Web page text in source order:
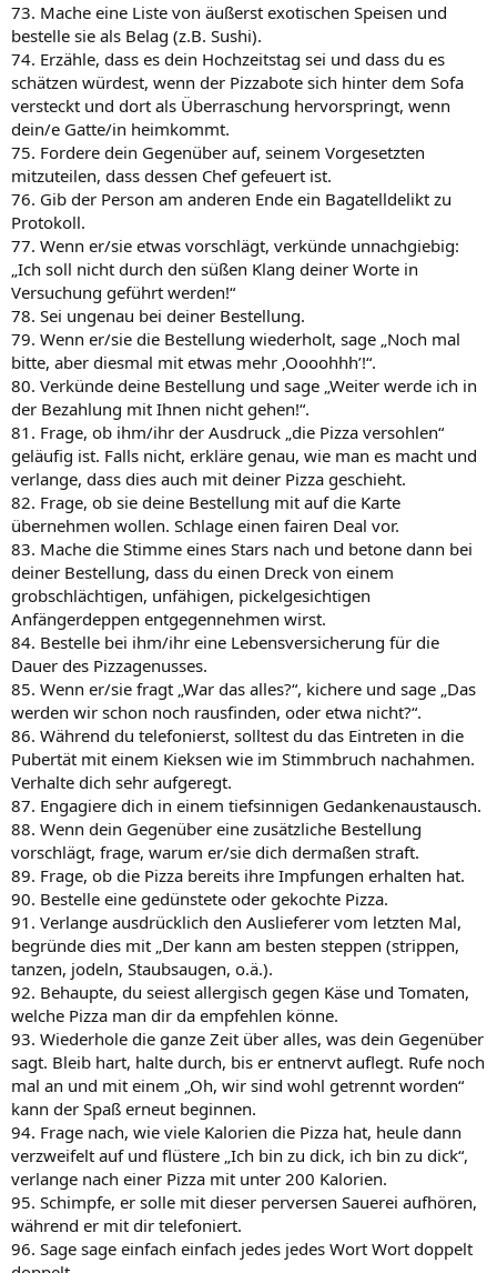
73. Mache eine Liste von äußerst exotischen Speisen und
bestelle sie als Belag (z.B. Sushi).
74. Erzähle, dass es dein Hochzeitstag sei und dass du es
schätzen würdest, wenn der Pizzabote sich hinter dem Sofa
versteckt und dort als Überraschung hervorspringt, wenn
dein/e Gatte/in heimkommt.
75. Fordere dein Gegenüber auf, seinem Vorgesetzten
mitzuteilen, dass dessen Chef gefeuert ist.
76. Gib der Person am anderen Ende ein Bagatelldelikt zu
Protokoll.
77. Wenn er/sie etwas vorschlägt, verkünde unnachgiebig:
„Ich soll nicht durch den süßen Klang deiner Worte in
Versuchung geführt werden!“
78. Sei ungenau bei deiner Bestellung.
79. Wenn er/sie die Bestellung wiederholt, sage „Noch mal
bitte, aber diesmal mit etwas mehr ‚Oooohhh’!“.
80. Verkünde deine Bestellung und sage „Weiter werde ich in
der Bezahlung mit Ihnen nicht gehen!“.
81. Frage, ob ihm/ihr der Ausdruck „die Pizza versohlen“
geläufig ist. Falls nicht, erkläre genau, wie man es macht und
verlange, dass dies auch mit deiner Pizza geschieht.
82. Frage, ob sie deine Bestellung mit auf die Karte
übernehmen wollen. Schlage einen fairen Deal vor.
83. Mache die Stimme eines Stars nach und betone dann bei
deiner Bestellung, dass du einen Dreck von einem
grobschlächtigen, unfähigen, pickelgesichtigen
Anfängerdeppen entgegennehmen wirst.
84. Bestelle bei ihm/ihr eine Lebensversicherung für die
Dauer des Pizzagenusses.
85. Wenn er/sie fragt „War das alles?“, kichere und sage „Das
werden wir schon noch rausfinden, oder etwa nicht?“.
86. Während du telefonierst, solltest du das Eintreten in die
Pubertät mit einem Kieksen wie im Stimmbruch nachahmen.
Verhalte dich sehr aufgeregt.
87. Engagiere dich in einem tiefsinnigen Gedankenaustausch.
88. Wenn dein Gegenüber eine zusätzliche Bestellung
vorschlägt, frage, warum er/sie dich dermaßen straft.
89. Frage, ob die Pizza bereits ihre Impfungen erhalten hat.
90. Bestelle eine gedünstete oder gekochte Pizza.
91. Verlange ausdrücklich den Auslieferer vom letzten Mal,
begründe dies mit „Der kann am besten steppen (strippen,
tanzen, jodeln, Staubsaugen, o.ä.).
92. Behaupte, du seiest allergisch gegen Käse und Tomaten,
welche Pizza man dir da empfehlen könne.
93. Wiederhole die ganze Zeit über alles, was dein Gegenüber
sagt. Bleib hart, halte durch, bis er entnervt auflegt. Rufe noch
mal an und mit einem „Oh, wir sind wohl getrennt worden“
kann der Spaß erneut beginnen.
94. Frage nach, wie viele Kalorien die Pizza hat, heule dann
verzweifelt auf und flüstere „Ich bin zu dick, ich bin zu dick“,
verlange nach einer Pizza mit unter 200 Kalorien.
95. Schimpfe, er solle mit dieser perversen Sauerei aufhören,
während er mit dir telefoniert.
96. Sage sage einfach einfach jedes jedes Wort Wort doppelt